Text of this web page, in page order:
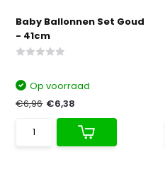
Baby Ballonnen Set Goud
- 41cm
Op voorraad
€6,96 €6,38